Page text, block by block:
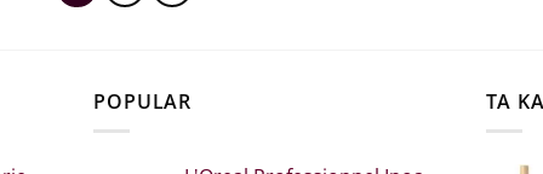
POPULAR ΤΑ